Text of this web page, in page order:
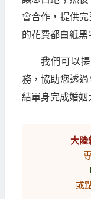
會合作，提供
的花費都白紙黑
我們可以
務，協助您透
結單身完成婚姻
大陸
或